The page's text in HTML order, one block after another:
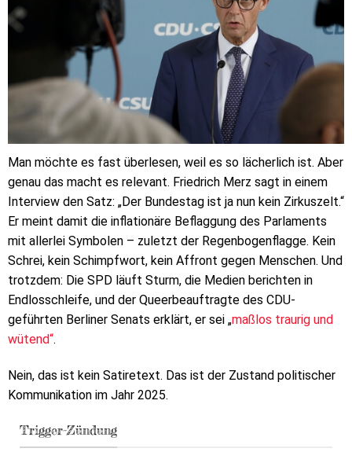
Man möchte es fast überlesen, weil es so lächerlich ist. Aber
genau das macht es relevant. Friedrich Merz sagt in einem
Interview den Satz: „Der Bundestag ist ja nun kein Zirkuszelt.“
Er meint damit die inflationäre Beflaggung des Parlaments
mit allerlei Symbolen – zuletzt der Regenbogenflagge. Kein
Schrei, kein Schimpfwort, kein Affront gegen Menschen. Und
trotzdem: Die SPD läuft Sturm, die Medien berichten in
Endlosschleife, und der Queerbeauftragte des CDU-
geführten Berliner Senats erklärt, er sei „maßlos traurig und
wütend“.
Nein, das ist kein Satiretext. Das ist der Zustand politischer
Kommunikation im Jahr 2025.
Trigger-Zündung